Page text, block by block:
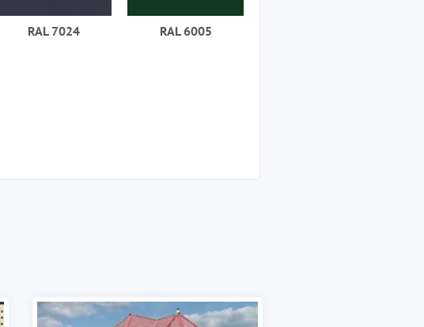
RAL 7024 RAL 6005